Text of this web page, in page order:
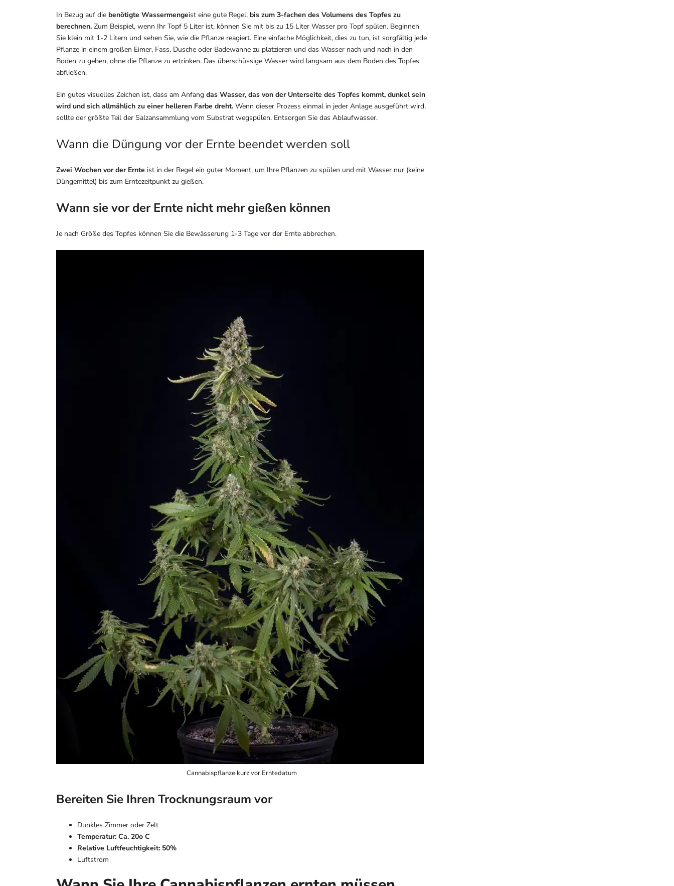
In Bezug auf die benötigte Wassermengeist eine gute Regel, bis zum 3-fachen des Volumens des Topfes zu
berechnen. Zum Beispiel, wenn Ihr Topf 5 Liter ist, können Sie mit bis zu 15 Liter Wasser pro Topf spülen. Beginnen
Sie klein mit 1-2 Litern und sehen Sie, wie die Pflanze reagiert. Eine einfache Möglichkeit, dies zu tun, ist sorgfältig jede
Pflanze in einem großen Eimer, Fass, Dusche oder Badewanne zu platzieren und das Wasser nach und nach in den
Boden zu geben, ohne die Pflanze zu ertrinken. Das überschüssige Wasser wird langsam aus dem Boden des Topfes
abfließen.
Ein gutes visuelles Zeichen ist, dass am Anfang das Wasser, das von der Unterseite des Topfes kommt, dunkel sein
wird und sich allmählich zu einer helleren Farbe dreht. Wenn dieser Prozess einmal in jeder Anlage ausgeführt wird,
sollte der größte Teil der Salzansammlung vom Substrat wegspülen. Entsorgen Sie das Ablaufwasser.
Wann die Düngung vor der Ernte beendet werden soll
Zwei Wochen vor der Ernte ist in der Regel ein guter Moment, um Ihre Pflanzen zu spülen und mit Wasser nur (keine
Düngemittel) bis zum Erntezeitpunkt zu gießen.
Wann sie vor der Ernte nicht mehr gießen können
Je nach Größe des Topfes können Sie die Bewässerung 1-3 Tage vor der Ernte abbrechen.
Cannabispflanze kurz vor Erntedatum
Bereiten Sie Ihren Trocknungsraum vor
Dunkles Zimmer oder Zelt
Temperatur: Ca. 20o C
Relative Luftfeuchtigkeit: 50%
Luftstrom